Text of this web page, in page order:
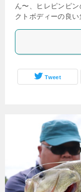
ん〜、ヒレピンピ
クトボディーの良
Tweet